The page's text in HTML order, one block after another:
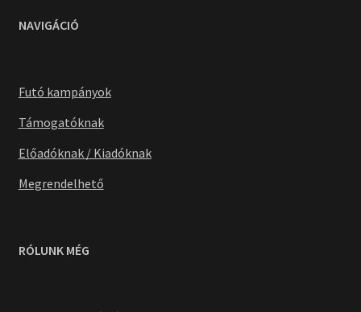
NAVIGÁCIÓ
Futó kampányok
Támogatóknak
Előadóknak / Kiadóknak
Megrendelhető
RÓLUNK MÉG